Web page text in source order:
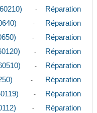
-
Réparation
-
Réparation
-
Réparation
-
Réparation
-
Réparation
-
Réparation
-
Réparation
-
Réparation